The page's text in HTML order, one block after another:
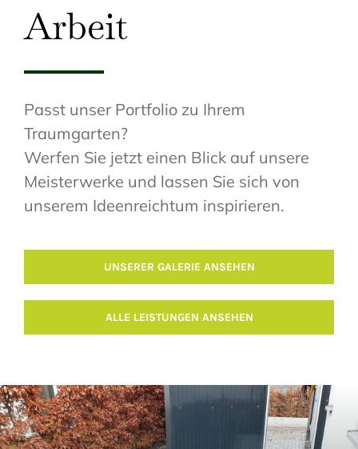
Arbeit
Passt unser Portfolio zu Ihrem
Traumgarten?
Werfen Sie jetzt einen Blick auf unsere
Meisterwerke und lassen Sie sich von
unserem Ideenreichtum inspirieren.
UNSERER GALERIE ANSEHEN
ALLE LEISTUNGEN ANSEHEN